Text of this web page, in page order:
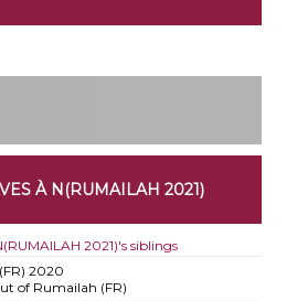
À N(RUMAILAH 2021)
2021)'s siblings
2020
of Rumailah (FR)